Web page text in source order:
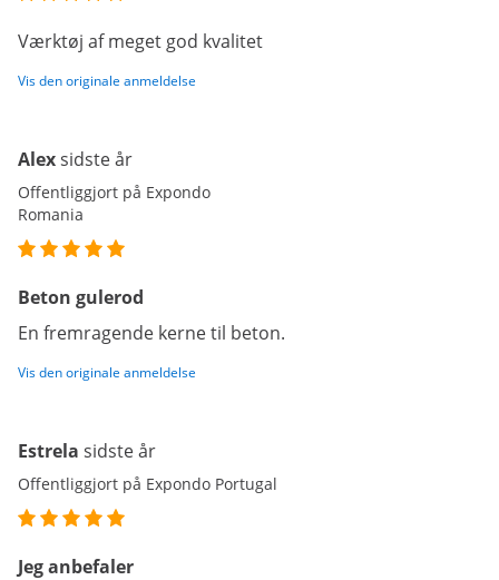
Værktøj af meget god kvalitet
Vis den originale anmeldelse
Alexsidste år
Offentliggjort på Expondo
Romania
Beton gulerod
En fremragende kerne til beton.
Vis den originale anmeldelse
Estrela sidste år
Offentliggjort på Expondo Portugal
Jeg anbefaler